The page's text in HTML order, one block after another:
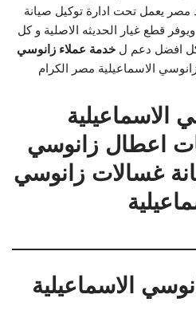
مصر يعمل تحت ادارة توكيل صيانة
قطع غيار الحديثه الاصلية و كل
كل افضل دعم لخدمة عملاء زانوسي
الاسماعيلية مصر الكرام
الاسماعيلية
اعطال زانوسي
غسالات زانوسي
الاسماعيلية